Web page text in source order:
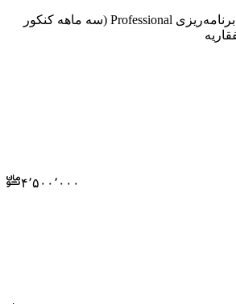
کلاس آنلاین مشاوره و برنامه‌ریزی Professional (سه ماهه کنکور
۴٬۵۰۰٬۰۰۰